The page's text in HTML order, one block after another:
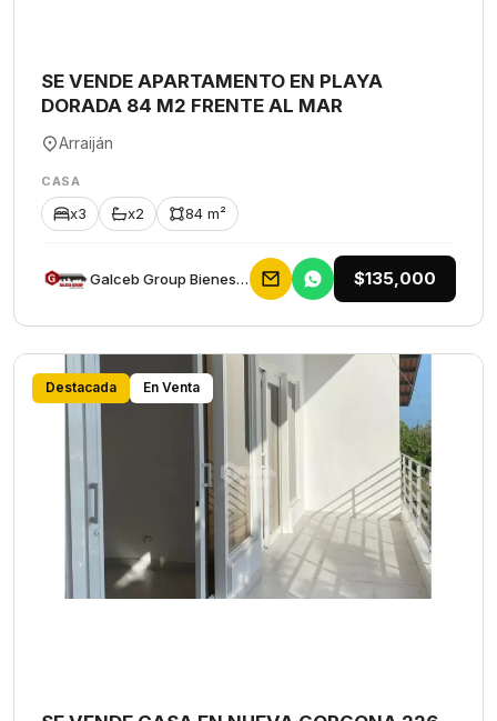
SE VENDE APARTAMENTO EN PLAYA
DORADA 84 M2 FRENTE AL MAR
Arraiján
CASA
x3 x2 84 m²
Galceb Group Bienes Raices $135,000
Destacada En Venta